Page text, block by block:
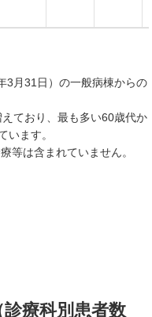
3月31日）の一般病棟からの
ており、最も多い60歳代か
います。
等は含まれていません。
療科別患者数